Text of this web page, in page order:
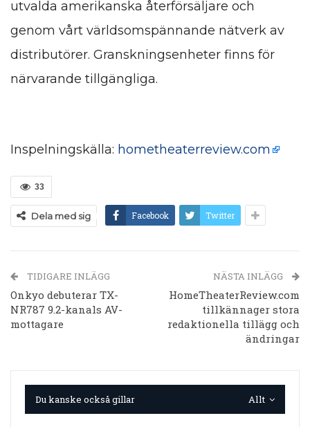
utvalda amerikanska återförsäljare och
genom vårt världsomspännande nätverk av
distributörer. Granskningsenheter finns för
närvarande tillgängliga.
Inspelningskälla: hometheaterreview.com
33
Dela med sig Facebook Twitter
TIDIGARE INLÄGG
Onkyo debuterar TX-
NR787 9.2-kanals AV-
mottagare
NÄSTA INLÄGG
HomeTheaterReview.com
tillkännager stora
redaktionella tillägg och
ändringar
Allt
Du kanske också gillar